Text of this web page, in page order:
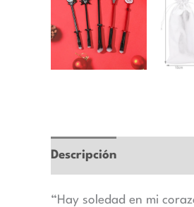
Descripción
“Hay soledad en mi